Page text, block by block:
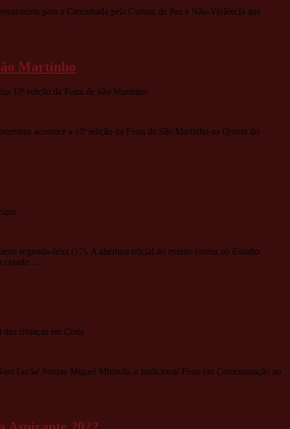
para a Caminhada pela Cultura de Paz e Não-Violência que
Martinho
10ª edição da Festa de São Martinho
acontece a 10ª edição da Festa de São Martinho na Quinta do
segunda-feira (17). A abertura oficial do evento correu no Estádio
cidade …
crianças em Cotia
Lucia/ Parque Miguel Mirizola, a tradicional Festa em Comemoração ao